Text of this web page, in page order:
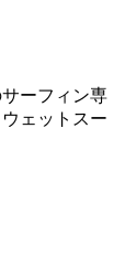
ーフィン専
ェットスー